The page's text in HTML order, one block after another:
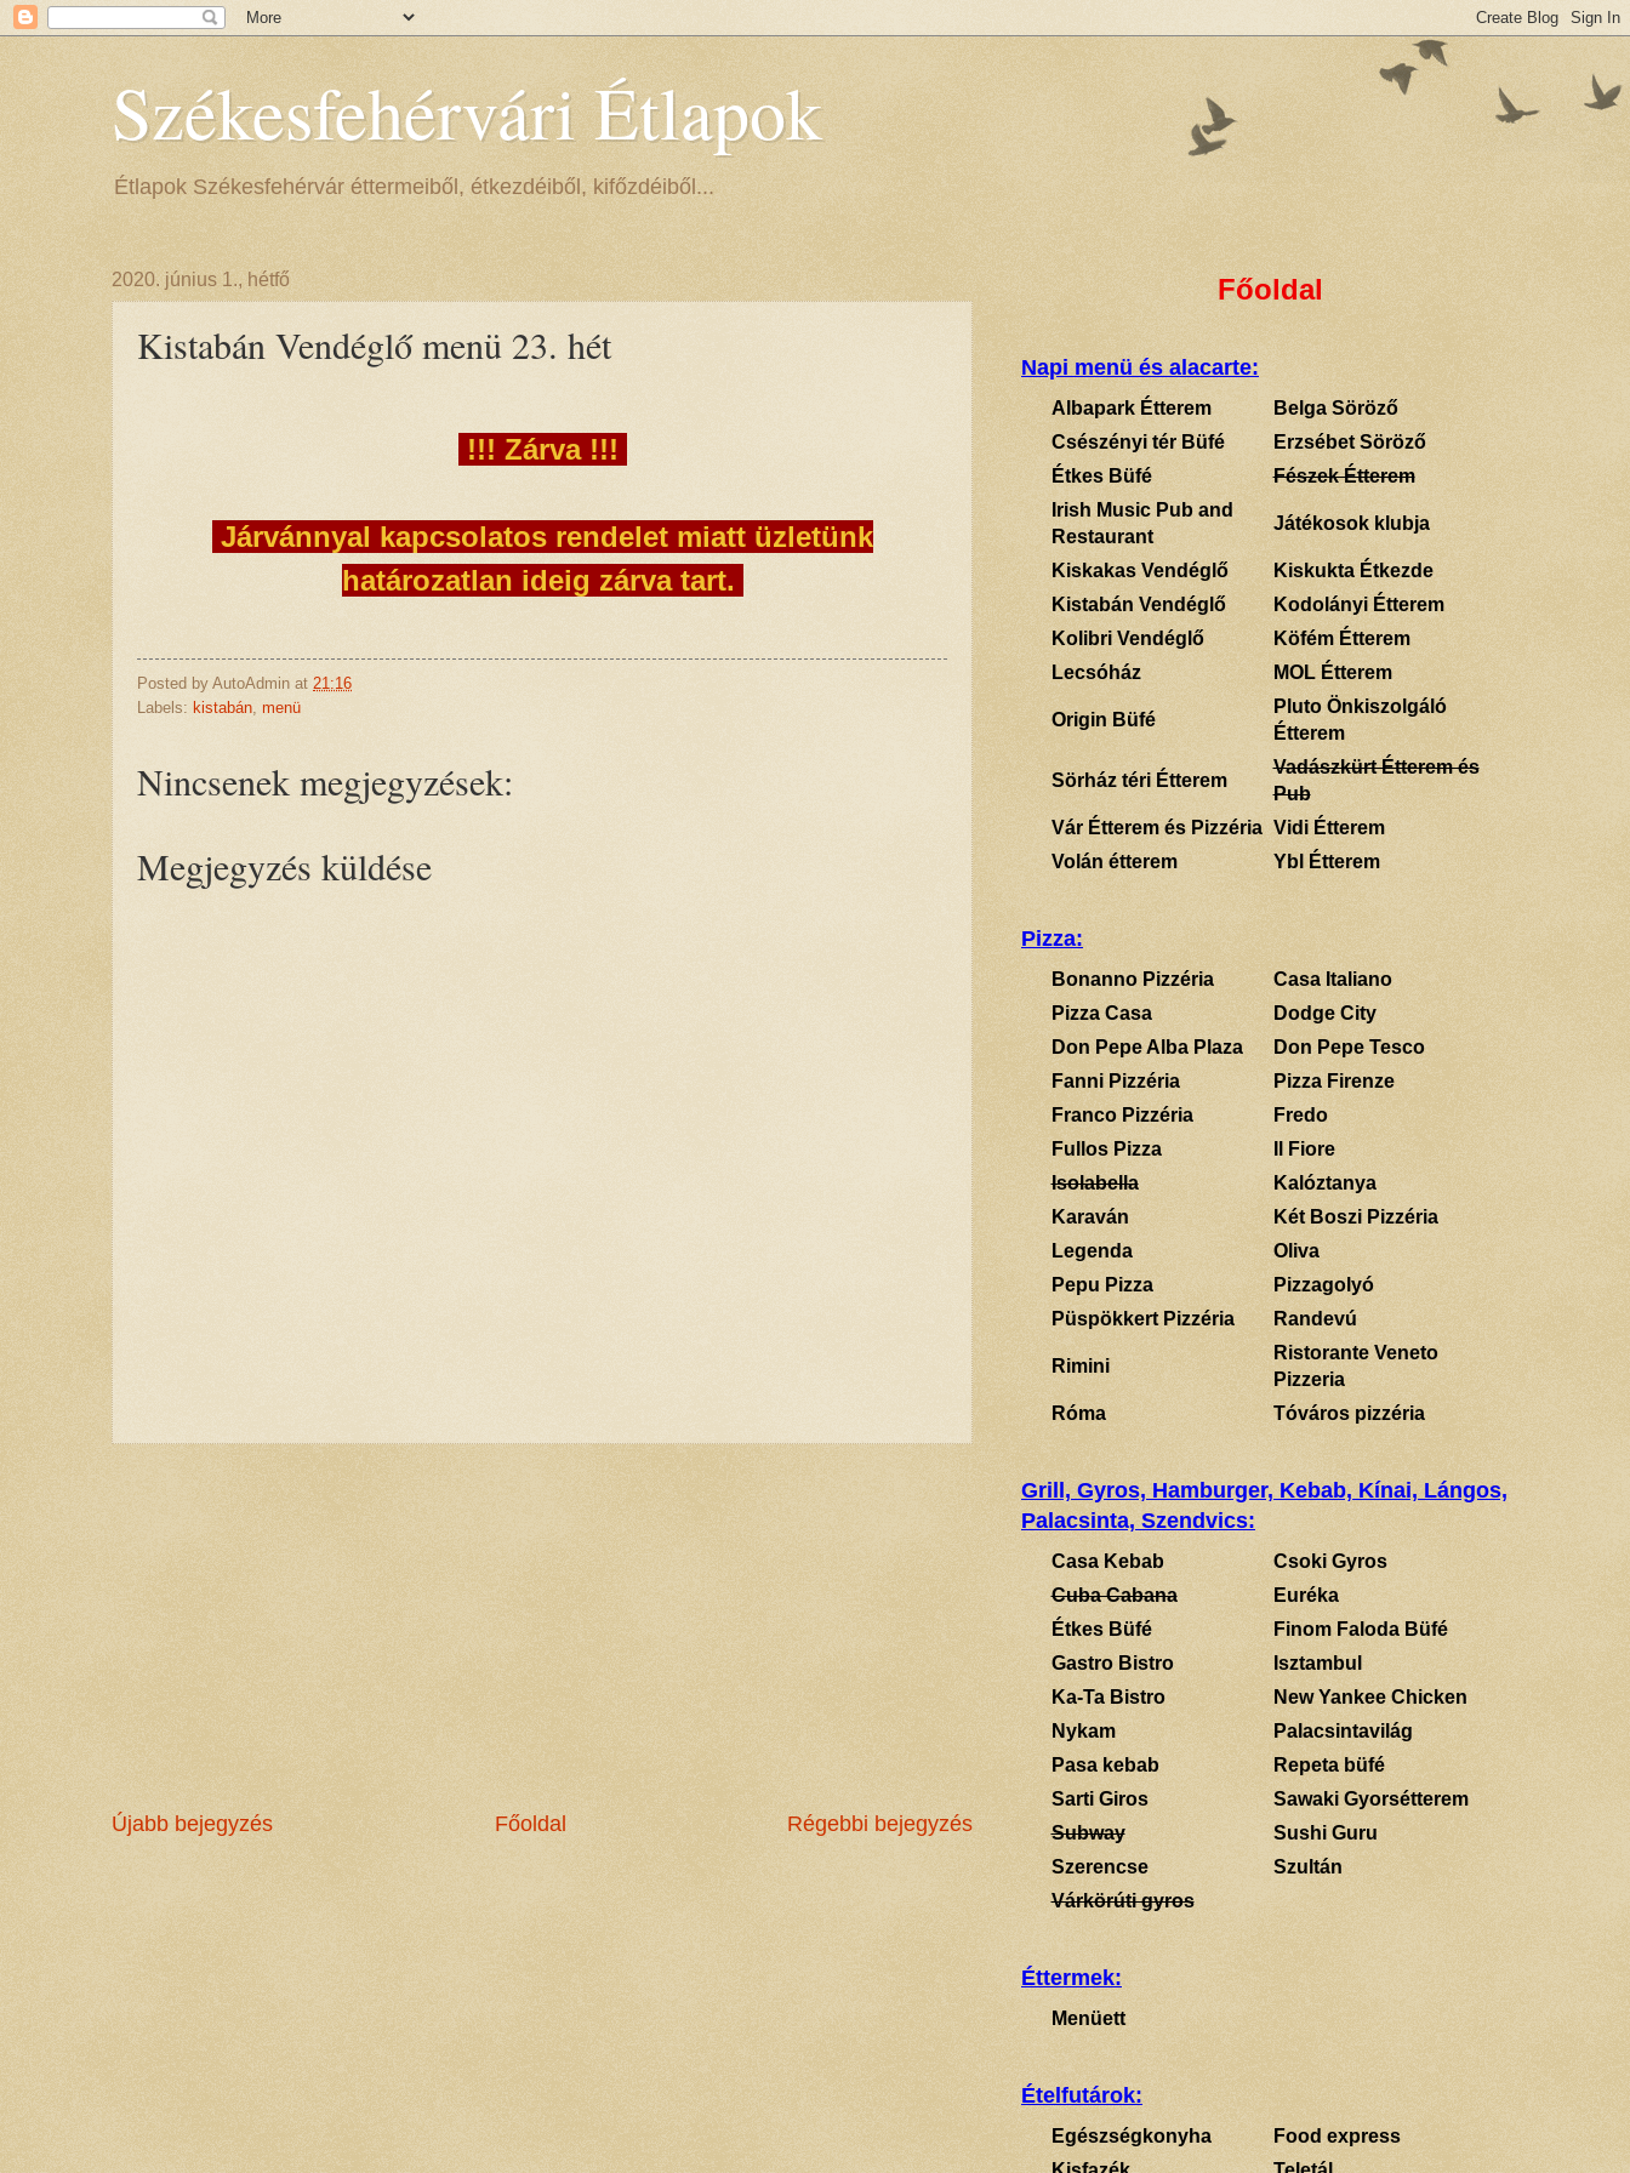
Székesfehérvári Étlapok
Étlapok Székesfehérvár éttermeiből, étkezdéiből, kifőzdéiből...
2020. június 1., hétfő
Kistabán Vendéglő menü 23. hét
!!! Zárva !!!
Járvánnyal kapcsolatos rendelet miatt üzletünk
határozatlan ideig zárva tart.
Posted by AutoAdmin at 21:16
Labels: kistabán menü
Nincsenek megjegyzések:
Megjegyzés küldése
Újabb bejegyzés Régebbi bejegyzés
Főoldal
Főoldal
Napi menü és alacarte:
Albapark Étterem
Belga Söröző
Csészényi tér Büfé
Erzsébet Söröző
Étkes Büfé
Fészek Étterem
Irish Music Pub and
Restaurant
Játékosok klubja
Kiskakas Vendéglő
Kiskukta Étkezde
Kistabán Vendéglő
Kodolányi Étterem
Kolibri Vendéglő
Köfém Étterem
Lecsóház
MOL Étterem
Origin Büfé
Pluto Önkiszolgáló
Étterem
Sörház téri Étterem
Vadászkürt Étterem és
Pub
Vár Étterem és Pizzéria Vidi Étterem
Volán étterem
Ybl Étterem
Pizza:
Bonanno Pizzéria
Casa Italiano
Pizza Casa
Dodge City
Don Pepe Alba Plaza
Don Pepe Tesco
Fanni Pizzéria
Pizza Firenze
Franco Pizzéria
Fredo
Fullos Pizza
Il Fiore
Isolabella
Kalóztanya
Karaván
Két Boszi Pizzéria
Legenda
Oliva
Pepu Pizza
Pizzagolyó
Püspökkert Pizzéria
Randevú
Rimini
Ristorante Veneto
Pizzeria
Róma
Tóváros pizzéria
Grill, Gyros, Hamburger, Kebab, Kínai, Lángos,
Palacsinta, Szendvics:
Casa Kebab
Csoki Gyros
Cuba Cabana
Euréka
Étkes Büfé
Finom Faloda Büfé
Gastro Bistro
Isztambul
Ka-Ta Bistro
New Yankee Chicken
Nykam
Palacsintavilág
Pasa kebab
Repeta büfé
Sarti Giros
Sawaki Gyorsétterem
Subway
Sushi Guru
Szerencse
Szultán
Várkörúti gyros
Éttermek:
Menüett
Ételfutárok:
Egészségkonyha
Food express